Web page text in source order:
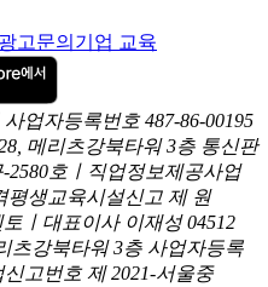
광고문의 기업 교육
업자등록번호 487-86-00195
메리츠강북타워 3층 통신판
2580호ㅣ직업정보제공사업
평생교육시설신고 제 원
ㅣ대표이사 이재성 04512
츠강북타워 3층 사업자등록
신고번호 제 2021-서울중